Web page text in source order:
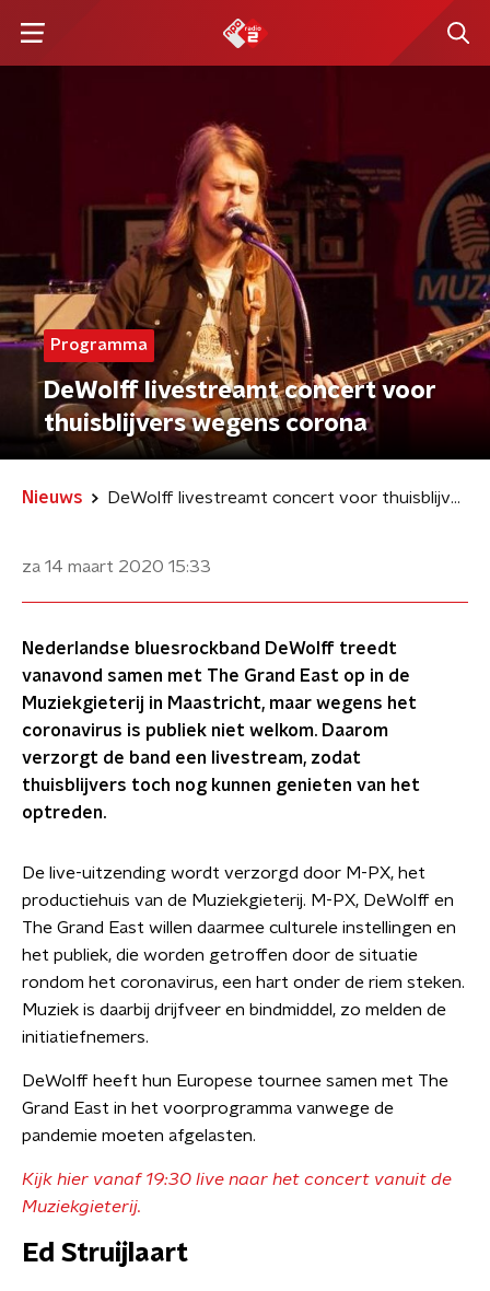
Programma
DeWolff livestreamt concert voor
thuisblijvers wegens corona
Nieuws DeWolff livestreamt concert voor thuisblijvers wegens corona
za 14 maart 2020 15:33
Nederlandse bluesrockband DeWolff treedt
vanavond samen met The Grand East op in de
Muziekgieterij in Maastricht, maar wegens het
coronavirus is publiek niet welkom. Daarom
verzorgt de band een livestream, zodat
thuisblijvers toch nog kunnen genieten van het
optreden.
De live-uitzending wordt verzorgd door M-PX, het
productiehuis van de Muziekgieterij. M-PX, DeWolff en
The Grand East willen daarmee culturele instellingen en
het publiek, die worden getroffen door de situatie
rondom het coronavirus, een hart onder de riem steken.
Muziek is daarbij drijfveer en bindmiddel, zo melden de
initiatiefnemers.
DeWolff heeft hun Europese tournee samen met The
Grand East in het voorprogramma vanwege de
pandemie moeten afgelasten.
Kijk hier vanaf 19:30 live naar het concert vanuit de
Muziekgieterij.
Ed Struijlaart